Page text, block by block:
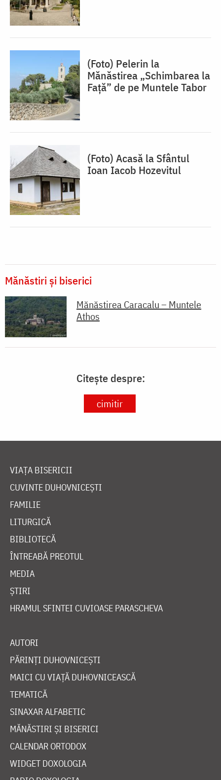
(Foto) Pelerin la
Mănăstirea „Schimbarea la
Față” de pe Muntele Tabor
(Foto) Acasă la Sfântul
Ioan Iacob Hozevitul
Mănăstiri și biserici
Mănăstirea Caracalu – Muntele
Athos
Citește despre:
cimitir
VIAȚA BISERICII
CUVINTE DUHOVNICEȘTI
FAMILIE
LITURGICĂ
BIBLIOTECĂ
ÎNTREABĂ PREOTUL
MEDIA
ȘTIRI
HRAMUL SFINTEI CUVIOASE PARASCHEVA
AUTORI
PĂRINȚI DUHOVNICEȘTI
MAICI CU VIAȚĂ DUHOVNICEASCĂ
TEMATICĂ
SINAXAR ALFABETIC
MĂNĂSTIRI ȘI BISERICI
CALENDAR ORTODOX
WIDGET DOXOLOGIA